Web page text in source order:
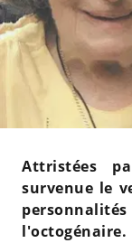
Attristées
survenue le
l'octogénaire.